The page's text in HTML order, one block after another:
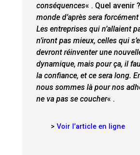
conséquences« . Quel avenir
monde d’après sera
Les entreprises qui n’allaient
n’iront pas mieux, celles qui
devront réinventer une
dynamique, mais pour ça, il
la confiance, et ce sera long.
nous sommes là pour nos
ne va pas se coucher« .
> Voir l’article en ligne